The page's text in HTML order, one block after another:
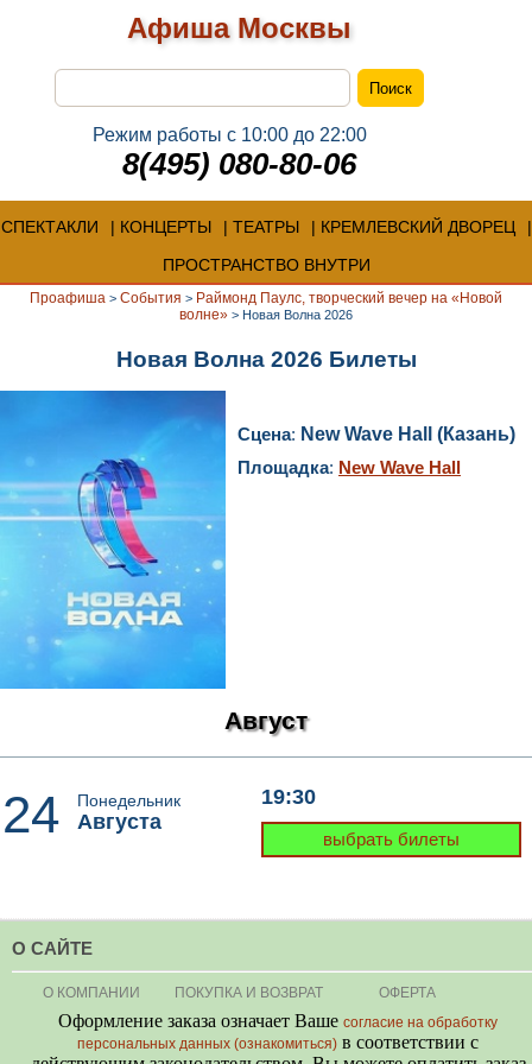
Афиша Москвы
Режим работы с 10:00 до 22:00
8(495) 080-80-06
СПЕКТАКЛИ КОНЦЕРТЫ ТЕАТРЫ
КРЕМЛЕВСКИЙ ДВОРЕЦ
ПРОСТРАНСТВО ВНУТРИ
Проафиша > События > Раймонд Паулс, творческий вечер на «Новой
волне» > Новая Волна 2026
Новая Волна 2026 Билеты
Сцена: New Wave Hall (Казань)
Площадка: New Wave Hall
Август
24 Понедельник
Августа
19:30
выбрать билеты
О САЙТЕ
О КОМПАНИИ ПОКУПКА И ВОЗВРАТ ОФЕРТА
Оформление заказа означает Ваше согласие на обработку
персональных данных (ознакомиться) в соответствии с